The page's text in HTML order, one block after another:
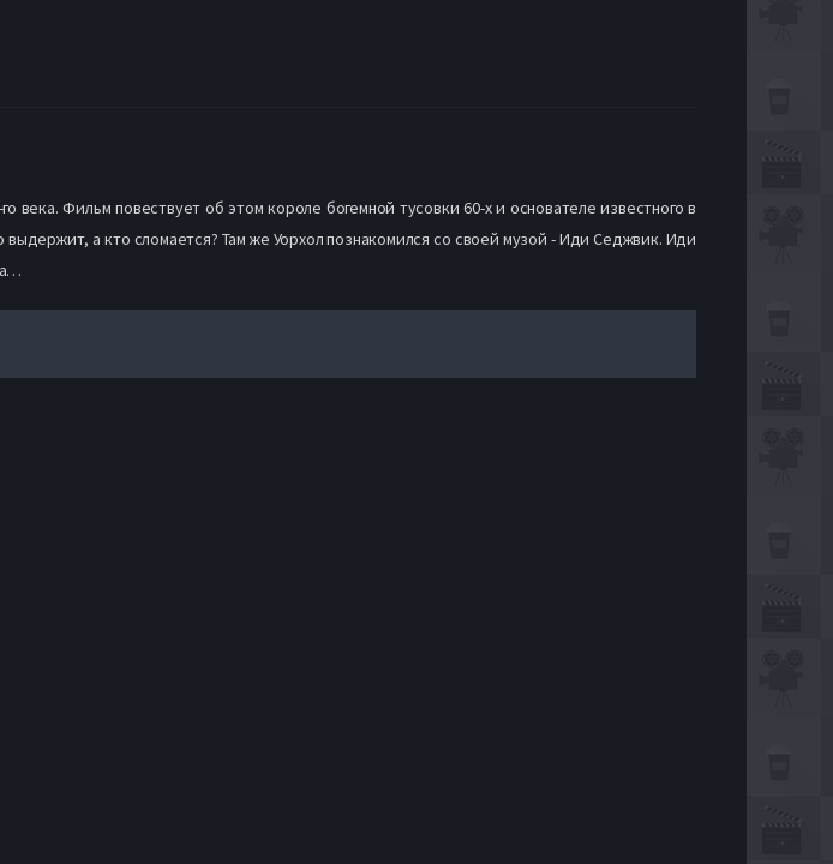
Фильм повествует об этом короле богемной тусовки 60-х и основателе известного в
а кто сломается? Там же Уорхол познакомился со своей музой - Иди Седжвик. Иди